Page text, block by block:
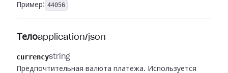
Пример: 44056
Телоapplication/json
currencystring
Предпочтительная валюта платежа. Используется